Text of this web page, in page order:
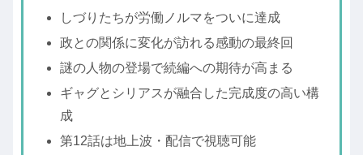
しづりたちが労働ノルマをついに達成
政との関係に変化が訪れる感動の最終回
謎の人物の登場で続編への期待が高まる
ギャグとシリアスが融合した完成度の高い構
成
第12話は地上波・配信で視聴可能